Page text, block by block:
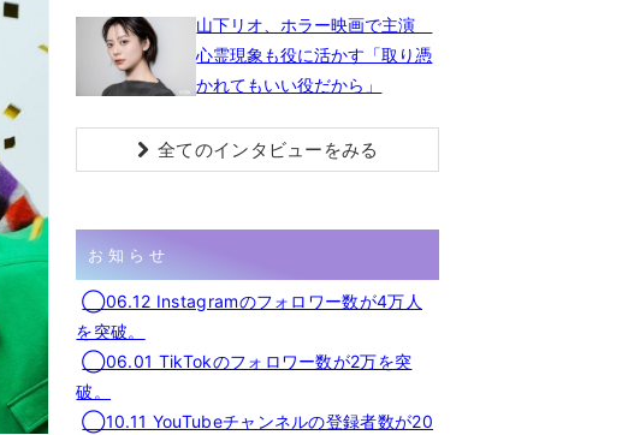
山下リオ、ホラー映画で主演
心霊現象も役に活かす「取り憑
かれてもいい役だから」
全てのインタビューをみる
お知らせ
◯06.12 Instagramのフォロワー数が4万人
を突破。
◯06.01 TikTokのフォロワー数が2万を突
破。
◯10.11 YouTubeチャンネルの登録者数が20